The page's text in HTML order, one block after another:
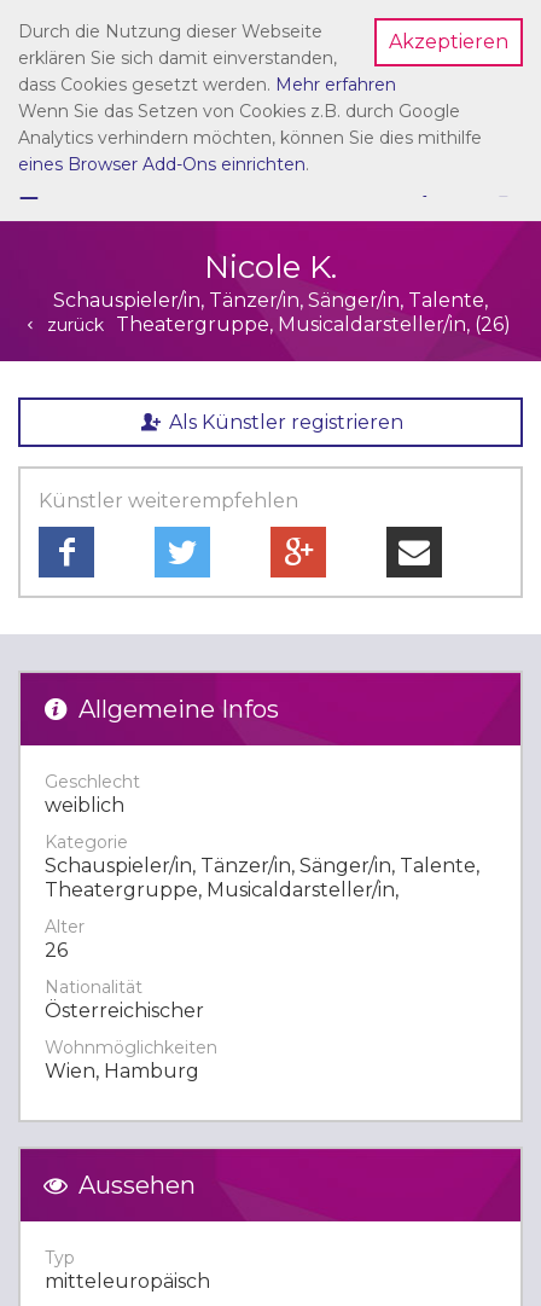
Dein Account
☰
Nicole K.
zurück
Schauspieler/in, Tänzer/in, Sänger/in, Talente,
Theatergruppe, Musicaldarsteller/in, (26)
Als Künstler registrieren
Künstler weiterempfehlen
Allgemeine Infos
Geschlecht
weiblich
Kategorie
Schauspieler/in, Tänzer/in, Sänger/in, Talente,
Theatergruppe, Musicaldarsteller/in,
Alter
26
Nationalität
Österreichischer
Wohnmöglichkeiten
Wien, Hamburg
Aussehen
Typ
mitteleuropäisch
Akzeptieren
Durch die Nutzung dieser Webseite
erklären Sie sich damit einverstanden,
dass Cookies gesetzt werden. Mehr erfahren
Wenn Sie das Setzen von Cookies z.B. durch Google
Analytics verhindern möchten, können Sie dies mithilfe
eines Browser Add-Ons einrichten.